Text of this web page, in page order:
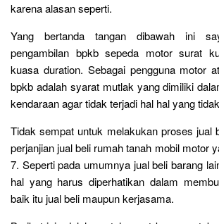
karena alasan seperti.
Yang bertanda tangan dibawah ini
pengambilan bpkb sepeda motor surat
kuasa duration. Sebagai pengguna motor
bpkb adalah syarat mutlak yang dimiliki
kendaraan agar tidak terjadi hal hal yang
Tidak sempat untuk melakukan proses jual
perjanjian jual beli rumah tanah mobil motor
7. Seperti pada umumnya jual beli barang
hal yang harus diperhatikan dalam
baik itu jual beli maupun kerjasama.